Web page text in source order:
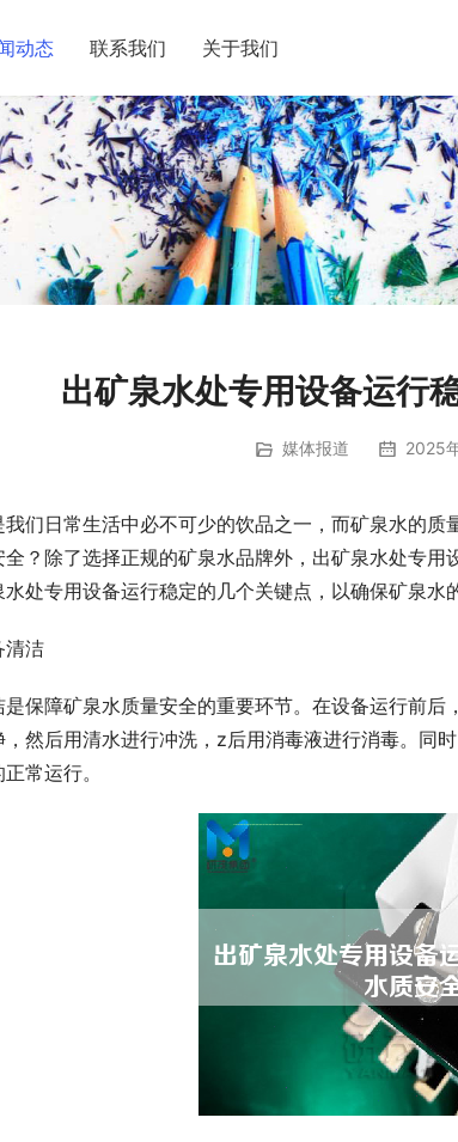
动态 联系我们 关于我们
出矿泉水处专用设备运行
媒体报道 2025
我们日常生活中必不可少的饮品之一，而矿泉水的
全？除了选择正规的矿泉水品牌外，出矿泉水处专
处专用设备运行稳定的几个关键点，以确保矿泉水
清洁
是保障矿泉水质量安全的重要环节。在设备运行前
，然后用清水进行冲洗，z后用消毒液进行消毒。同
常运行。